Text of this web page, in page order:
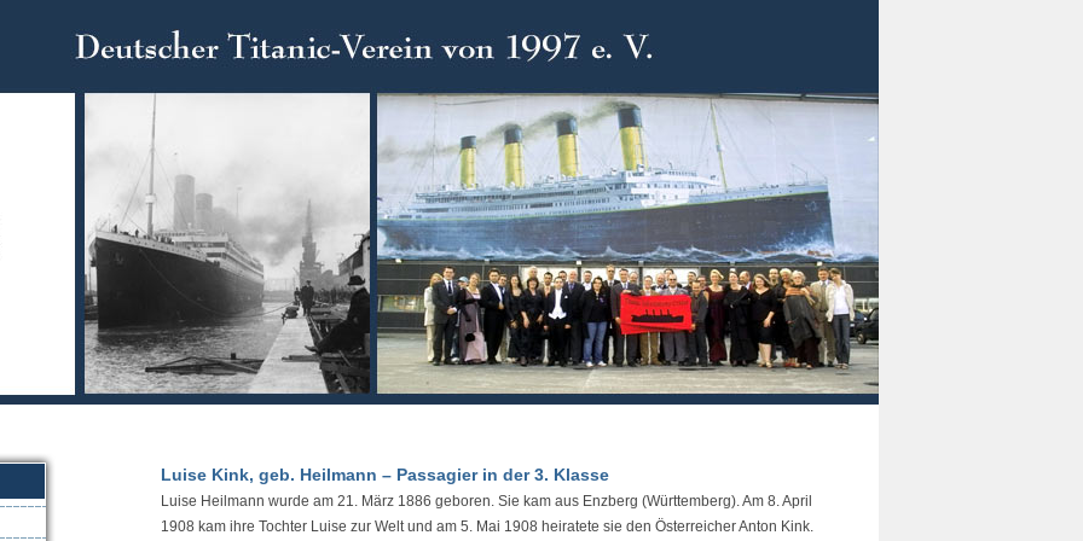
Luise Kink, geb. Heilmann – Passagier in der 3. Klasse
Luise Heilmann wurde am 21. März 1886 geboren. Sie kam aus Enzberg (Württemberg). Am 8. April
1908 kam ihre Tochter Luise zur Welt und am 5. Mai 1908 heiratete sie den Österreicher Anton Kink.